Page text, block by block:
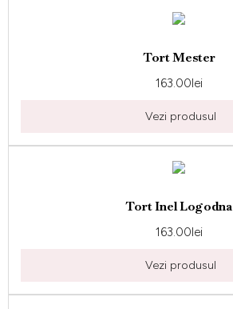
Tort Mester
163.00lei
Vezi produsul
Tort Inel Logodna
163.00lei
Vezi produsul